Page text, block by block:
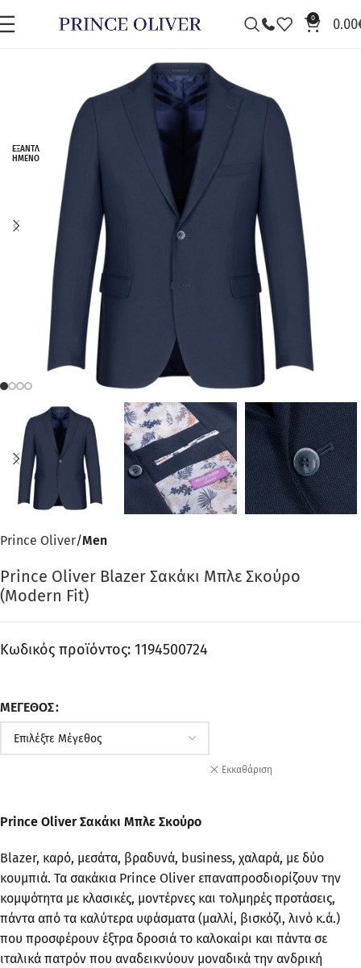
0 0.00
ΕΞΑΝΤΛ
ΗΜΈΝΟ
Prince Oliver Men
Prince Oliver Blazer Σακάκι Μπλε Σκούρο
(Modern Fit)
Κωδικός προϊόντος: 1194500724
ΜΈΓΕΘΟΣ
Εκκαθάριση
Prince Oliver Σακάκι Μπλε Σκούρο
Blazer, καρό, μεσάτα, βραδυνά, business, χαλαρά, με δύο
κουμπιά. Τα σακάκια Prince Oliver επαναπροσδιορίζουν την
κομψότητα με κλασικές, μοντέρνες και τολμηρές προτάσεις,
πάντα από τα καλύτερα υφάσματα (μαλλί, βισκόζι, λινό κ.ά.)
που προσφέρουν έξτρα δροσιά το καλοκαίρι και πάντα σε
ιταλικά πατρόν που αναδεικνύουν μοναδικά την ανδρική